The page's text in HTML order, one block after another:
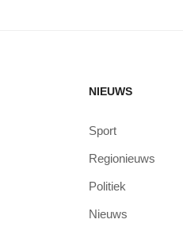
NIEUWS
Sport
Regionieuws
Politiek
Nieuws